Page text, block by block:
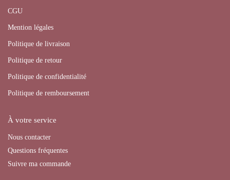
CGU
Mention légales
Politique de livraison
Politique de retour
Politique de confidentialité
Politique de remboursement
À votre service
Nous contacter
Questions fréquentes
Suivre ma commande